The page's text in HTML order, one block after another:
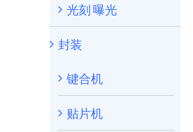
光刻 曝光
封装
键合机
贴片机